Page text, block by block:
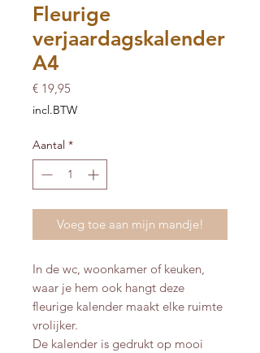
Fleurige
verjaardagskalender
A4
€ 19,95Prijs
incl.BTW
Aantal *
Voeg toe aan mijn mandje!
In de wc, woonkamer of keuken,
waar je hem ook hangt deze
fleurige kalender maakt elke ruimte
vrolijker.
De kalender is gedrukt op mooi